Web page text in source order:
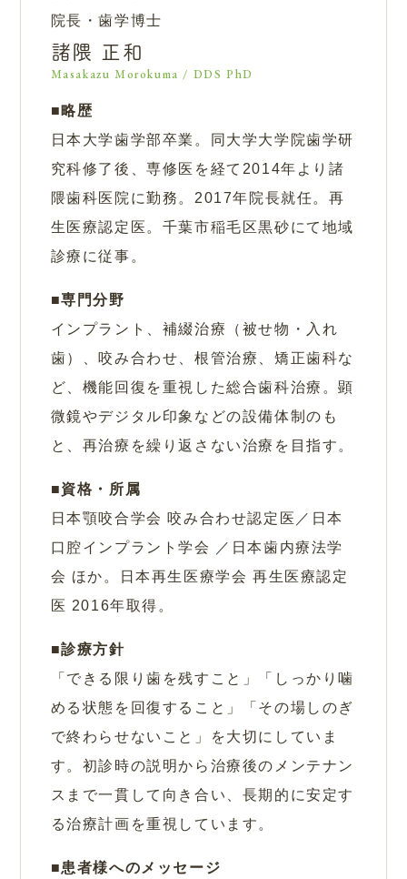
院長・歯学博士
諸隈 正和
Masakazu Morokuma / DDS PhD
略歴
日本大学歯学部卒業。同大学大学院歯学研
究科修了後、専修医を経て2014年より諸
隈歯科医院に勤務。2017年院長就任。再
生医療認定医。千葉市稲毛区黒砂にて地域
診療に従事。
専門分野
インプラント、補綴治療（被せ物・入れ
歯）、咬み合わせ、根管治療、矯正歯科な
ど、機能回復を重視した総合歯科治療。顕
微鏡やデジタル印象などの設備体制のも
と、再治療を繰り返さない治療を目指す。
資格・所属
日本顎咬合学会 咬み合わせ認定医／日本
口腔インプラント学会 ／日本歯内療法学
会 ほか。日本再生医療学会 再生医療認定
医 2016年取得。
診療方針
「できる限り歯を残すこと」「しっかり噛
める状態を回復すること」「その場しのぎ
で終わらせないこと」を大切にしていま
す。初診時の説明から治療後のメンテナン
スまで一貫して向き合い、長期的に安定す
る治療計画を重視しています。
患者様へのメッセージ